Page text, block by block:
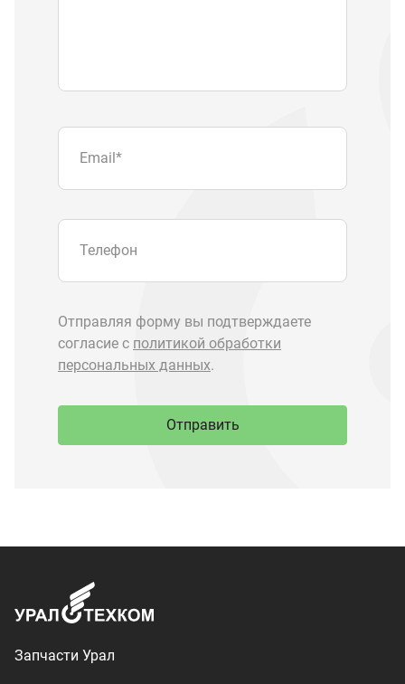
Запчасти Урал
Запчасти Камаз
Спецпредложения
Доставка и оплата
utkm@mail.ru